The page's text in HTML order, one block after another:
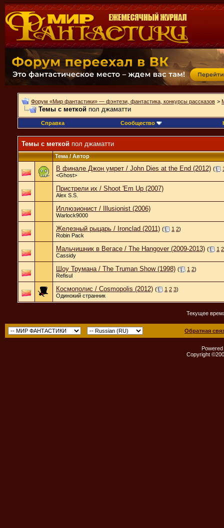
Форум «Мир фантастики» — фэнтези, фантастика, конкурсы рассказов >
Темы с меткой пол джаматти
Справка Сообщество
Темы с меткой пол джаматти
Тема / Автор
В финале Джон умрет / John Dies at the End (2012) (
<Ghost>
Пристрели их / Shoot 'Em Up (2007)
Alex S.S.
Иллюзионист / Illusionist (2006)
Warlock9000
Железный рыцарь / Ironclad (2011) ( 1 2)
Robin Pack
Мальчишник в Вегасе / The Hangover (2009-2013) ( 1 2
Cassidy
Шоу Трумана / The Truman Show (1998) ( 1 2)
Refisul
Космополис / Cosmopolis (2012) ( 1 2 3)
Одинокий странник
Текущее
Обратная
Copyright